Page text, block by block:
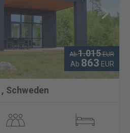
Ab1.015 EUR
Ab 863 EUR
, Schweden